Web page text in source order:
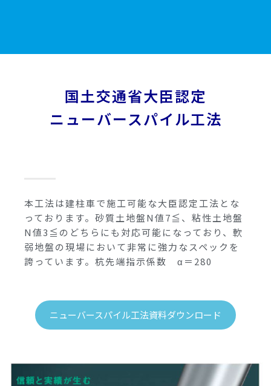
国土交通省大臣認定
ニューバースパイル工法
本工法は建柱車で施工可能な大臣認定工法とな
っております。砂質土地盤N値7≦、粘性土地盤
N値3≦のどちらにも対応可能になっており、軟
弱地盤の現場において非常に強力なスペックを
誇っています。杭先端指示係数 α＝280
ニューバースパイル工法資料ダウンロード